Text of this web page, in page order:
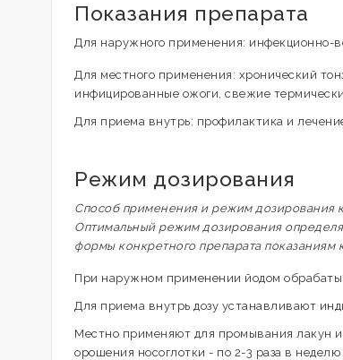
Показания препарата
Для наружного применения: инфекционно-
Для местного применения: хронический
инфицированные ожоги, свежие
Для приема внутрь: профилактика и
Режим дозирования
Способ применения и режим дозирования
Оптимальный режим дозирования
формы конкретного препарата
При наружном применении йодом
Для приема внутрь дозу устанавливают
Местно применяют для промывания лакун
орошения носоглотки - по 2-3 раза в